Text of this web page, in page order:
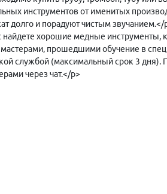
инструментов от именитых
долго и порадуют чистым звучанием.</
найдете хорошие медные инструменты,
прошедшими обучение в
службой (максимальный срок 3 дня).
через чат.</p>